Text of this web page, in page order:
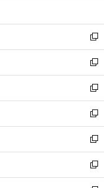
開
く
ウ
で
開
く
ン
ド
ウ
で
開
く
ウ
ィ
ン
ド
ウ
で
開
く
新
し
い
ウ
ィ
ン
ド
ウ
で
開
く
新
し
い
ウ
ィ
ン
ド
ウ
で
開
新
し
い
ウ
ィ
ン
ド
ウ
新
し
い
ウ
ィ
ン
新
し
い
ウ
新
し